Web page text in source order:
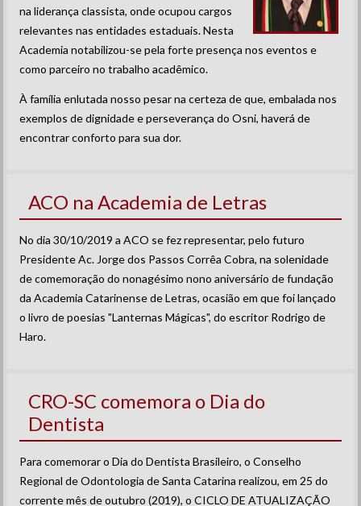
na liderança classista, onde ocupou cargos
relevantes nas entidades estaduais. Nesta
Academia notabilizou-se pela forte presença nos eventos e
como parceiro no trabalho acadêmico.
À família enlutada nosso pesar na certeza de que, embalada nos
exemplos de dignidade e perseverança do Osni, haverá de
encontrar conforto para sua dor.
ACO na Academia de Letras
No dia 30/10/2019 a ACO se fez representar, pelo futuro
Presidente Ac. Jorge dos Passos Corrêa Cobra, na solenidade
de comemoração do nonagésimo nono aniversário de fundação
da Academia Catarinense de Letras, ocasião em que foi lançado
o livro de poesias "Lanternas Mágicas", do escritor Rodrigo de
Haro.
CRO-SC comemora o Dia do
Dentista
Para comemorar o Dia do Dentista Brasileiro, o Conselho
Regional de Odontologia de Santa Catarina realizou, em 25 do
corrente mês de outubro (2019), o CICLO DE ATUALIZAÇÃO